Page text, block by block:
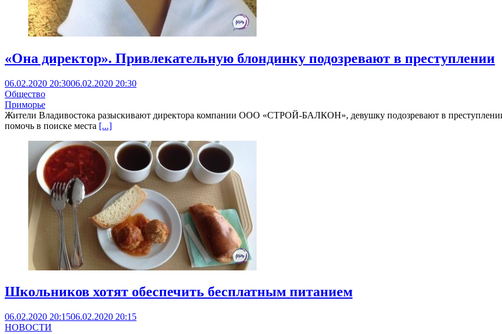
«Она директор». Привлекательную блондинку подозревают в преступлении
06.02.2020 20:3006.02.2020 20:30
Общество
Приморье
Жители Владивостока разыскивают директора компании ООО «СТРОЙ-БАЛКОН», девушку подозревают в
помочь в поиске места [...]
Школьников хотят обеспечить бесплатным питанием
06.02.2020 20:1506.02.2020 20:15
НОВОСТИ